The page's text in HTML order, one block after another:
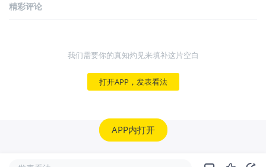
精彩评论
我们需要你的真知灼见来填补这片空白
打开APP，发表看法
APP内打开